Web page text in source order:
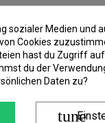
oder
gleichzeitig
sozialer Medien und
Cookies
hast du Zugriff
du der
Daten zu?
tune